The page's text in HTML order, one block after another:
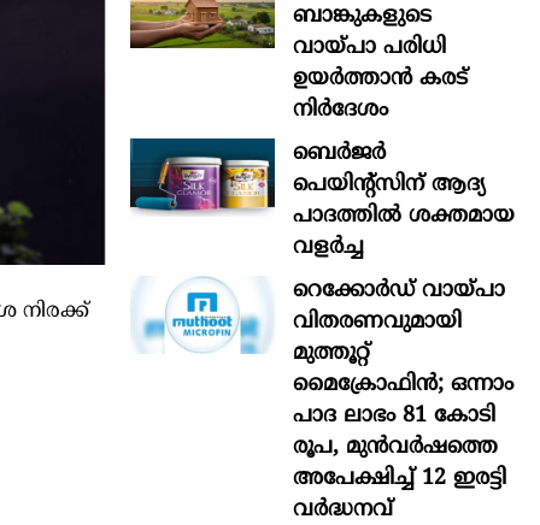
നിരക്ക്
ബാങ്കുകളുടെ
വായ്പാ പരിധി
ഉയർത്താൻ കരട്
നിർദേശം
ബെർജർ
പെയിന്റ്സിന് ആദ്യ
പാദത്തിൽ ശക്തമായ
വളർച്ച
റെക്കോർഡ് വായ്പാ
വിതരണവുമായി
മുത്തൂറ്റ്
മൈക്രോഫിൻ; ഒന്നാം
പാദ ലാഭം 81 കോടി
രൂപ, മുൻവർഷത്തെ
അപേക്ഷിച്ച് 12 ഇരട്ടി
വർദ്ധനവ്